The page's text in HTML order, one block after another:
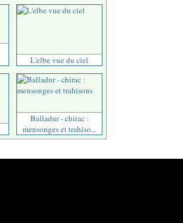
L'elbe vue du ciel
Balladur - chirac :
mensonges et trahiso...